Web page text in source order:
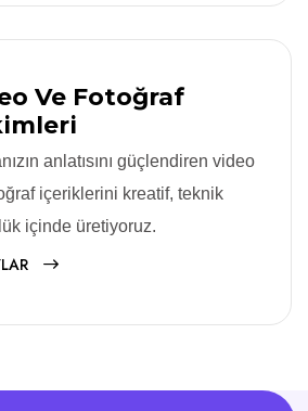
Ve Fotoğraf
anlatısını güçlendiren video
içeriklerini kreatif, teknik
içinde üretiyoruz.